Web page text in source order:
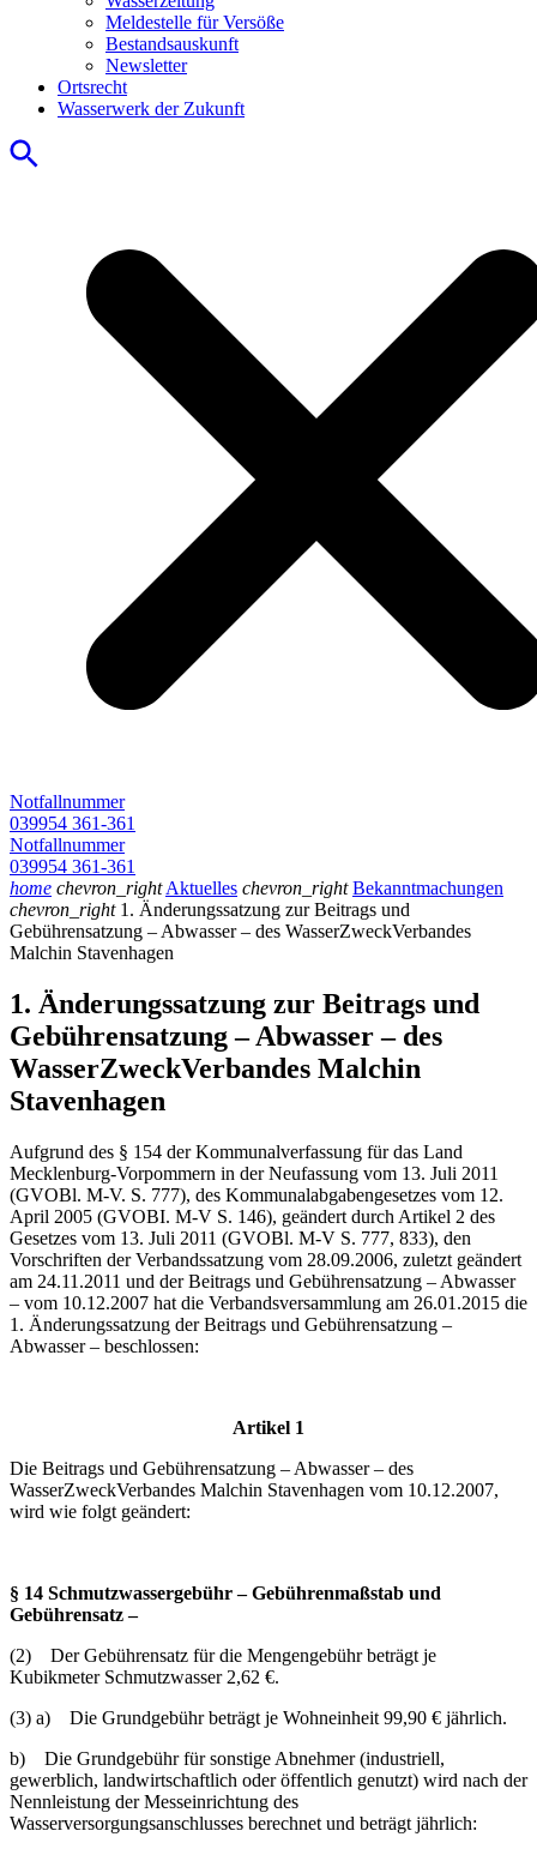
Meldestelle für Versöße
Bestandsauskunft
Newsletter
Ortsrecht
Wasserwerk der Zukunft
Notfallnummer
039954 361-361
Notfallnummer
039954 361-361
home chevron_right Aktuelles chevron_right Bekanntmachungen
chevron_right 1. Änderungssatzung zur Beitrags und
Gebührensatzung – Abwasser – des WasserZweckVerbandes
Malchin Stavenhagen
1. Änderungssatzung zur Beitrags und
Gebührensatzung – Abwasser – des
WasserZweckVerbandes Malchin
Stavenhagen
Aufgrund des § 154 der Kommunalverfassung für das Land
Mecklenburg-Vorpommern in der Neufassung vom 13. Juli 2011
(GVOBl. M-V. S. 777), des Kommunalabgabengesetzes vom 12.
April 2005 (GVOBI. M-V S. 146), geändert durch Artikel 2 des
Gesetzes vom 13. Juli 2011 (GVOBl. M-V S. 777, 833), den
Vorschriften der Verbandssatzung vom 28.09.2006, zuletzt geändert
am 24.11.2011 und der Beitrags und Gebührensatzung – Abwasser
– vom 10.12.2007 hat die Verbandsversammlung am 26.01.2015 die
1. Änderungssatzung der Beitrags und Gebührensatzung –
Abwasser – beschlossen:
Artikel 1
Die Beitrags und Gebührensatzung – Abwasser – des
WasserZweckVerbandes Malchin Stavenhagen vom 10.12.2007,
wird wie folgt geändert:
§ 14 Schmutzwassergebühr – Gebührenmaßstab und
Gebührensatz –
(2) Der Gebührensatz für die Mengengebühr beträgt je
Kubikmeter Schmutzwasser 2,62 €.
(3) a) Die Grundgebühr beträgt je Wohneinheit 99,90 € jährlich.
b) Die Grundgebühr für sonstige Abnehmer (industriell,
gewerblich, landwirtschaftlich oder öffentlich genutzt) wird nach der
Nennleistung der Messeinrichtung des
Wasserversorgungsanschlusses berechnet und beträgt jährlich: